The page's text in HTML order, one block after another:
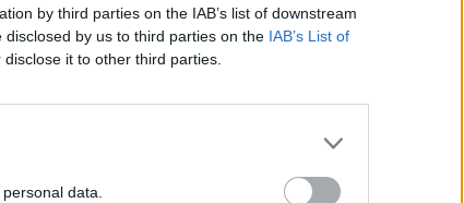
by third parties on the IAB’s list of downstream
by us to third parties on the IAB’s List of
it to other third parties.
data.
6 φρούτα που μπορουν να